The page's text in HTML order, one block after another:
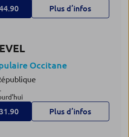
Plus d’infos
Occitane
Plus d’infos